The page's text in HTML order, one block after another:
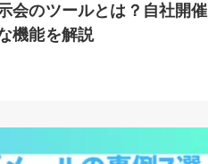
会のツールとは？自社開催
機能を解説